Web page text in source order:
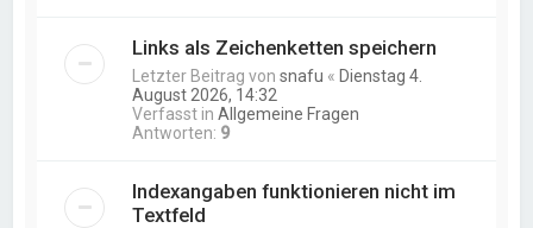
Links als Zeichenketten speichern
Letzter Beitrag vonsnafu « Dienstag 4.
August 2026, 14:32
Verfasst inAllgemeine Fragen
Antworten: 9
Indexangaben funktionieren nicht im
Textfeld